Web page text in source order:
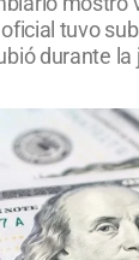
tuvo
durante